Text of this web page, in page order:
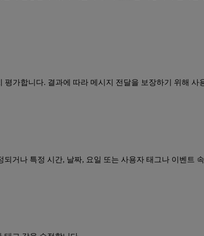
가합니다. 결과에 따라 메시지 전달을 보장하기 위해 사
거나 특정 시간, 날짜, 요일 또는 사용자 태그나 이벤트